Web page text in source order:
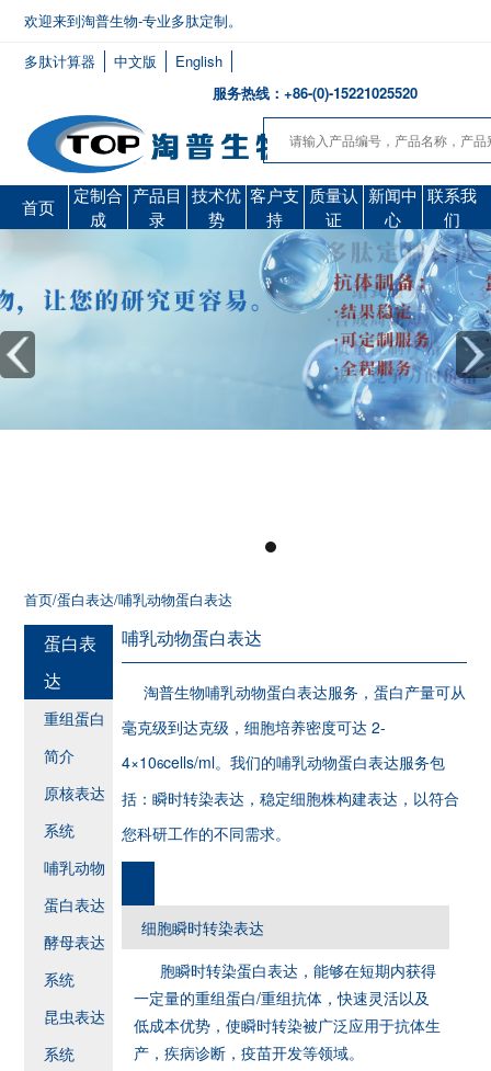
欢迎来到淘普生物-专业多肽定制。
多肽计算器
中文版
English
服务热线：+86-(0)-15221025520
首页
定制合
成
产品目
录
技术优
势
客户支
持
质量认
证
新闻中
心
联系我
们
首页/蛋白表达/哺乳动物蛋白表达
蛋白表
达
重组蛋白
简介
原核表达
系统
哺乳动物
蛋白表达
酵母表达
系统
昆虫表达
系统
哺乳动物蛋白表达
淘普生物哺乳动物蛋白表达服务，蛋白产量可从
毫克级到达克级，细胞培养密度可达 2-
4×106cells/ml。我们的哺乳动物蛋白表达服务包
括：瞬时转染表达，稳定细胞株构建表达，以符合
您科研工作的不同需求。
细胞瞬时转染表达
胞瞬时转染蛋白表达，能够在短期内获得
一定量的重组蛋白/重组抗体，快速灵活以及
低成本优势，使瞬时转染被广泛应用于抗体生
产，疾病诊断，疫苗开发等领域。